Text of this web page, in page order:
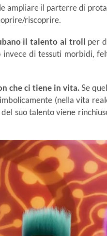
ampliare il parterre di
riscoprire.
il talento ai troll per
di tessuti morbidi,
che ci tiene in vita.Se
(nella vita
suo talento viene